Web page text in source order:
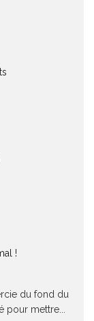
!
du fond du
mettre...